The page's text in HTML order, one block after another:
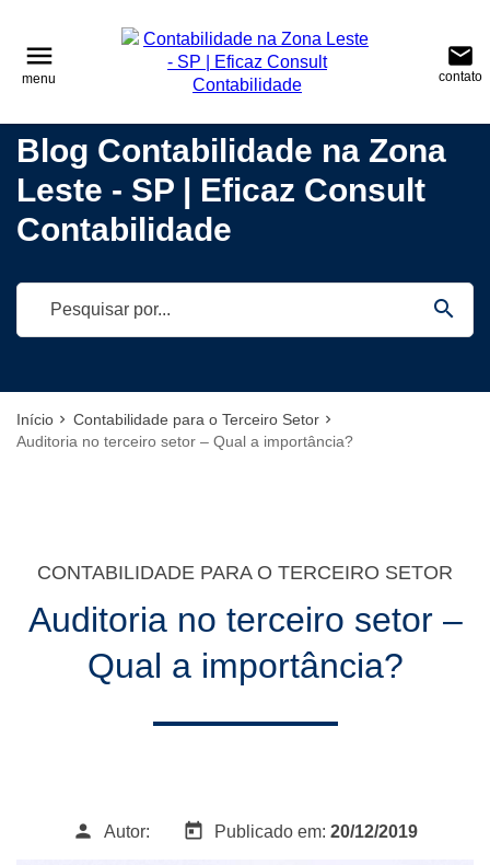
menu
menu
email
contato
Blog Contabilidade na Zona
Leste - SP | Eficaz Consult
Contabilidade
search
Início
Contabilidade para o Terceiro Setor
Auditoria no terceiro setor – Qual a importância?
reply NAVEGAÇÃO
Blog
Contabilidade
Empreendedorismo
Notícias
reply FALE CONOSCO
(11)95687-7009
location_on Tatuapé – São Paulo – CEP.: 03322-040
email
Deixe sua Mensagem
CONTABILIDADE PARA O TERCEIRO SETOR
Auditoria no terceiro setor –
Qual a importância?
person Autor: today Publicado em: 20/12/2019